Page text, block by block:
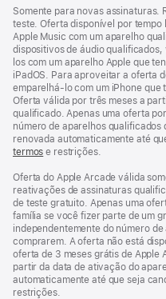
Somente para novas assinaturas.
teste. Oferta disponível por
Apple Music com um aparelho
dispositivos de áudio
los com um aparelho Apple que
iPadOS. Para aproveitar a oferta
emparelhá-lo com um iPhone que
Oferta válida por três meses a
qualificado. Apenas uma oferta
número de aparelhos
renovada automaticamente até
termos e restrições.
Oferta do Apple Arcade válida
reativações de assinaturas
de teste gratuito. Apenas uma
família se você fizer parte de um
independentemente do número
comprarem. A oferta não está
oferta de 3 meses grátis de Apple
partir da data de ativação do
automaticamente até que seja
restrições.